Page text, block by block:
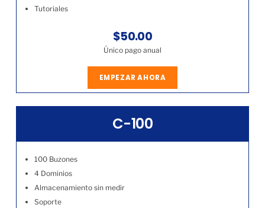
Tutoriales
$50.00
Único pago anual
EMPEZAR AHORA
C-100
100 Buzones
4 Dominios
Almacenamiento sin medir
Soporte